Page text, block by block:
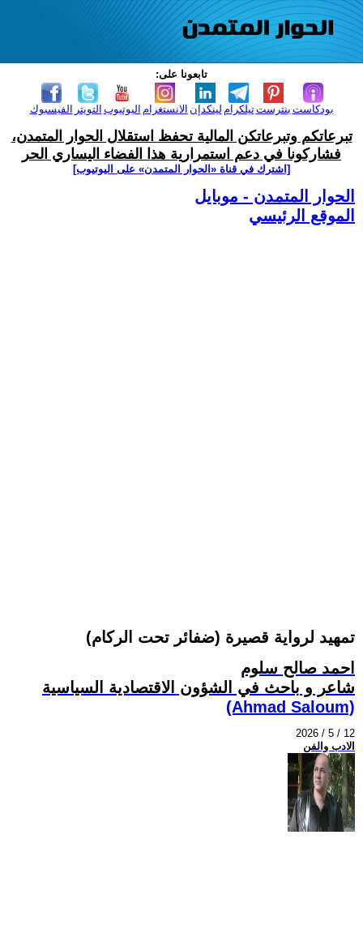
تابعونا على:
الفيسبوك التويتر اليوتيوب الانستغرام لينكدإن تيلكرامبنترست بودكاست
تبرعاتكم وتبرعاتكن المالية تحفظ استقلال الحوار المتمدن،
فشاركونا في دعم استمرارية هذا الفضاء اليساري الحر
[اشترك في قناة ‫«الحوار المتمدن» على اليوتيوب]
الحوار المتمدن - موبايل
الموقع الرئيسي
تمهيد لرواية قصيرة (ضفائر تحت الركام)
احمد صالح سلوم
شاعر و باحث في الشؤون الاقتصادية السياسية
(Ahmad Saloum)
2026 / 5 / 12
الادب والفن